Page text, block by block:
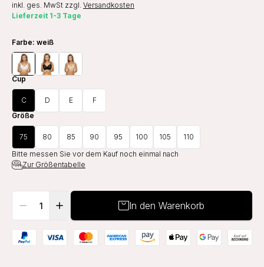
inkl. ges. MwSt zzgl. Versandkosten
Lieferzeit 1-3 Tage
Farbe: weiß
Cup
C D E
F
Größe
75 80 85 90 95 100 105
110
Bitte messen Sie vor dem Kauf noch einmal nach
Zur Größentabelle
In den Warenkorb